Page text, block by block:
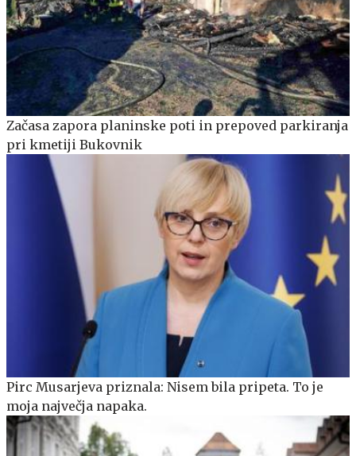
Začasa zapora planinske poti in prepoved parkiranja
pri kmetiji Bukovnik
Pirc Musarjeva priznala: Nisem bila pripeta. To je
moja največja napaka.